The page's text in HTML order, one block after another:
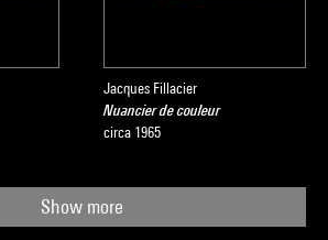
Jacques Fillacier
Nuancier de couleur
circa 1965
Show more